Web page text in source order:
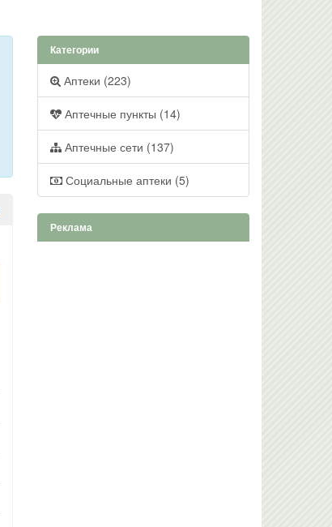
Категории
Аптеки (223)
Аптечные пункты (14)
Аптечные сети (137)
Социальные аптеки (5)
Реклама